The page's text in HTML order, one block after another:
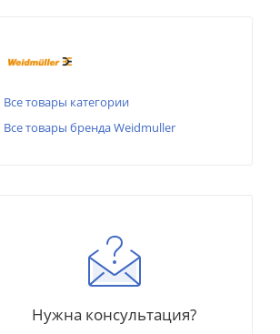
Все товары категории
Все товары бренда Weidmuller
Нужна консультация?